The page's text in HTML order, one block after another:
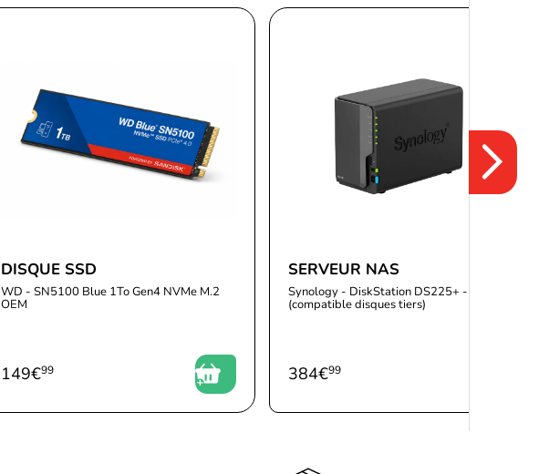
DISQUE SSD
WD - SN5100 Blue 1To Gen4 NVMe M.2
OEM
149€99
SERVEUR NAS
Synology - DiskStation DS225+ - 2 Baies
(compatible disques tiers)
384€99